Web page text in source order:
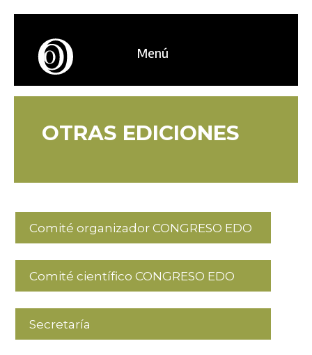
Menú
OTRAS EDICIONES
Comité organizador CONGRESO EDO
Comité científico CONGRESO EDO
Secretaría